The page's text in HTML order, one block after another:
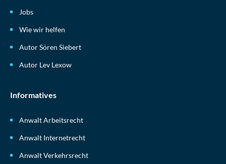
Jobs
Wie wir helfen
Autor Sören Siebert
Autor Lev Lexow
Informatives
Anwalt Arbeitsrecht
Anwalt Internetrecht
Anwalt Verkehrsrecht